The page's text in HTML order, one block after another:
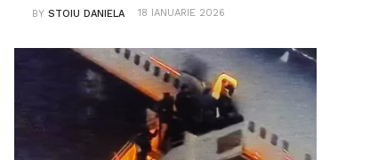
BYSTOIU DANIELA 18 IANUARIE 2026